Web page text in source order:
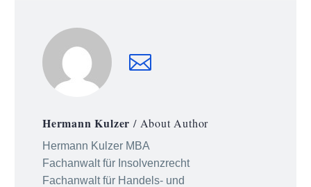
Hermann Kulzer / About Author
Hermann Kulzer MBA
Fachanwalt für Insolvenzrecht
Fachanwalt für Handels- und